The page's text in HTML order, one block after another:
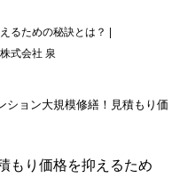
るための秘訣とは？ |
式会社 泉
ション大規模修繕！見積もり価
もり価格を抑えるため